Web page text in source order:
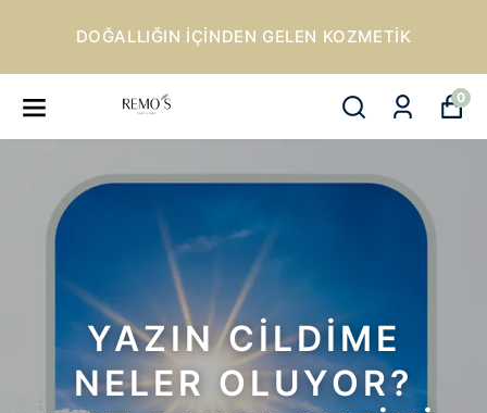
DOĞALLIĞIN IÇINDEN GELEN KOZMETIK
0
YAZIN CİLDİME
NELER OLUYOR?